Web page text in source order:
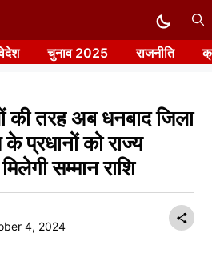
चुनाव 2025 राजनीति
की तरह अब धनबाद जिला
प्रधानों को राज्य
सम्मान राशि
4, 2024